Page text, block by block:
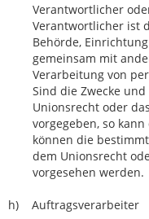
Verantwortlicher
Verantwortlicher ist
Behörde,
gemeinsam mit
Verarbeitung von
Sind die Zwecke
Unionsrecht oder
vorgegeben, so
können die
dem Unionsrecht
vorgesehen werden.
h) Auftragsverarbeiter